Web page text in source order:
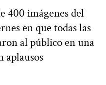
400 imágenes del
en que todas las
al público en una
aplausos